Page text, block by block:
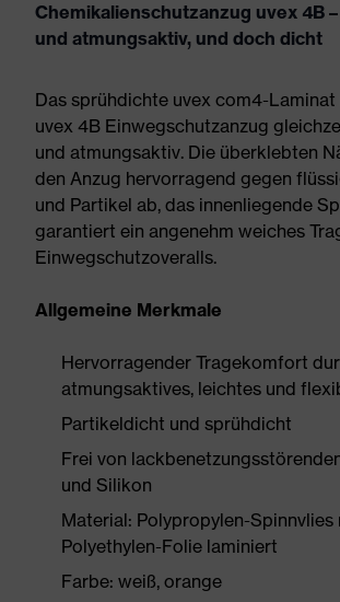
Chemikalienschutzanzug uvex 4B
und atmungsaktiv, und doch dicht
Das sprühdichte uvex com4-Laminat
uvex 4B Einwegschutzanzug
und atmungsaktiv. Die überklebten
den Anzug hervorragend gegen
und Partikel ab, das innenliegende
garantiert ein angenehm weiches
Einwegschutzoveralls.
Allgemeine Merkmale
Hervorragender Tragekomfort
atmungsaktives, leichtes und
Partikeldicht und sprühdicht
Frei von
und Silikon
Material: Polypropylen-Spinnvlies
Polyethylen-Folie laminiert
Farbe: weiß, orange